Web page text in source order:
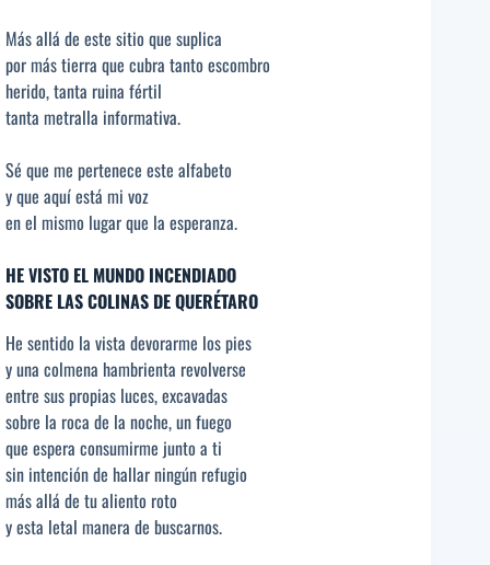
Más allá de este sitio que suplica
por más tierra que cubra tanto escombro
herido, tanta ruina fértil
tanta metralla informativa.
Sé que me pertenece este alfabeto
y que aquí está mi voz
en el mismo lugar que la esperanza.
HE VISTO EL MUNDO INCENDIADO
SOBRE LAS COLINAS DE QUERÉTARO
He sentido la vista devorarme los pies
y una colmena hambrienta revolverse
entre sus propias luces, excavadas
sobre la roca de la noche, un fuego
que espera consumirme junto a ti
sin intención de hallar ningún refugio
más allá de tu aliento roto
y esta letal manera de buscarnos.